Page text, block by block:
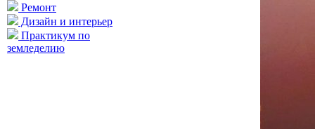
Ремонт
Дизайн и интерьер
Практикум по
земледелию